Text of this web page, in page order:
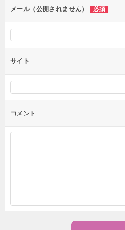
ンメール（公開されません） 必須
サイト
コメント